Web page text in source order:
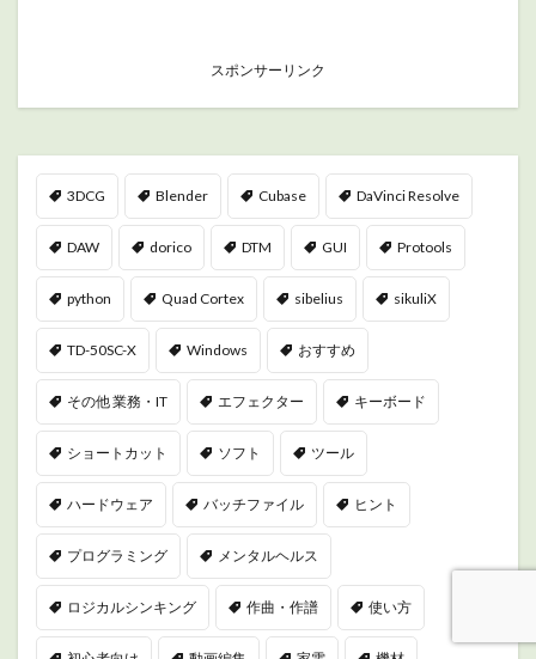
スポンサーリンク
3DCG Blender Cubase DaVinci Resolve
DAW dorico DTM GUI Protools
python Quad Cortex sibelius sikuliX
TD-50SC-X Windows おすすめ
その他 業務・IT エフェクター キーボード
ショートカット ソフト ツール
ハードウェア バッチファイル ヒント
プログラミング メンタルヘルス
ロジカルシンキング 作曲・作譜 使い方